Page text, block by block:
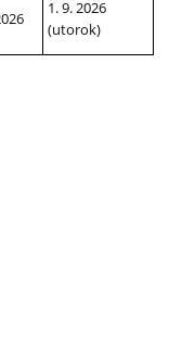
1. 9. 2026
(utorok)